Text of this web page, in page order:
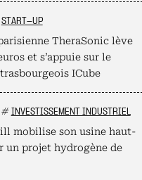
START-UP
TheraSonic lève
et s’appuie sur le
ICube
# INVESTISSEMENT INDUSTRIEL
mobilise son usine haut-
un projet hydrogène de